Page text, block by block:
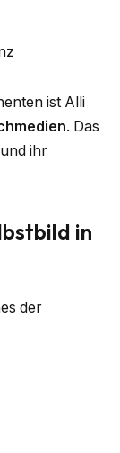
ist Alli
. Das
ihr
in
der